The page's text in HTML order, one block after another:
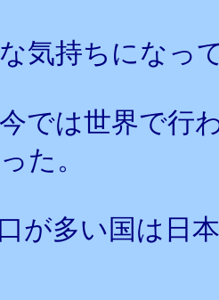
気持ちになっ
では世界で行
た。
が多い国は日